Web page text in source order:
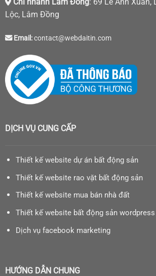
Lộc, Lâm Đồng
Email:contact@webdaitin.com
DỊCH VỤ CUNG CẤP
Thiết kế website dự án bất động sản
Thiết kế website rao vặt bất động sản
Thiết kế website mua bán nhà đất
Thiết kế website bất động sản wordpress
Dịch vụ facebook marketing
HƯỚNG DẪN CHUNG